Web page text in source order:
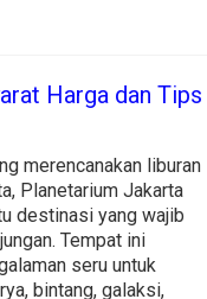
Harga dan Tips
merencanakan liburan
Planetarium Jakarta
destinasi yang wajib
Tempat ini
seru untuk
bintang, galaksi,